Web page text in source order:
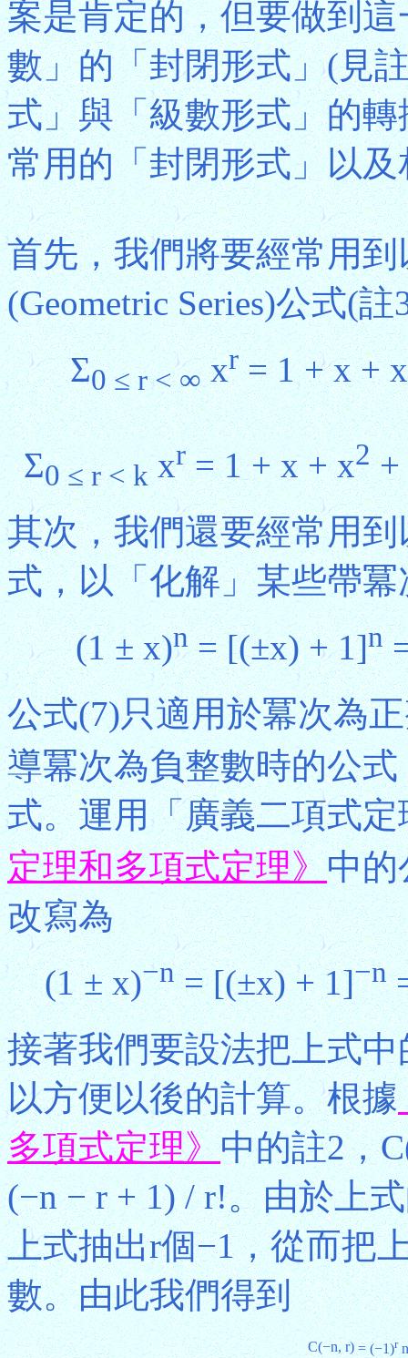
案是肯定的，但要做到
數」的「封閉形式」(見
式」與「級數形式」的
常用的「封閉形式」以
首先，我們將要經常用
(Geometric Series)公式(註
Σ0 ≤ r < ∞xr= 1 + x + x
Σ0 ≤ r < kxr= 1 + x + x2+
其次，我們還要經常用
式，以「化解」某些帶
(1 ± x)n= [(±x) + 1]n
公式(7)只適用於冪次為
導冪次為負整數時的公式
式。運用「廣義二項式定
定理和多項式定理》中的
改寫為
(1 ± x)−n= [(±x) + 1]−n
接著我們要設法把上式
以方便以後的計算。根據
多項式定理》中的註2，
(−n − r + 1) / r!。由於上
上式抽出r個−1，從而把
數。由此我們得到
C(−n, r) = (−1)r